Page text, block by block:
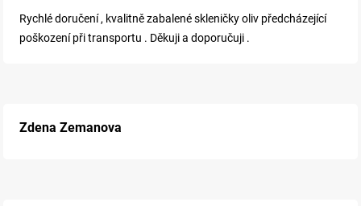
Rychlé doručení , kvalitně zabalené skleničky oliv předcházející
poškození při transportu . Děkuji a doporučuji .
Zdena Zemanova